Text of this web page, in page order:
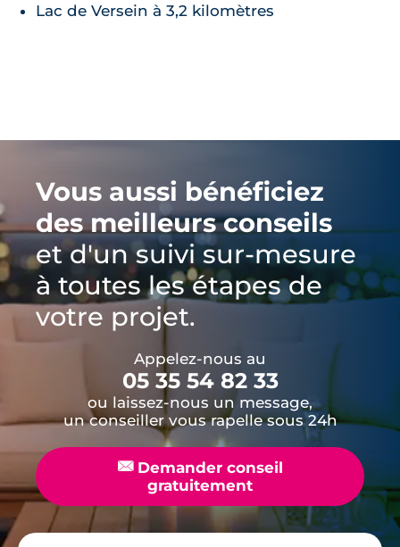
Lac de Versein à 3,2 kilomètres
Vous aussi bénéficiez
des meilleurs conseils
et d'un suivi sur-mesure
à toutes les étapes de
votre projet.
Appelez-nous au
05 35 54 82 33
ou laissez-nous un message,
un conseiller vous rapelle sous 24h
📧Demander conseil
gratuitement